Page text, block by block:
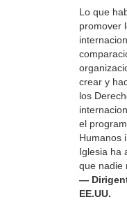
Lo que
promover
crear y
los
el
Humanos
Iglesia ha
que nadie
—
EE.UU.